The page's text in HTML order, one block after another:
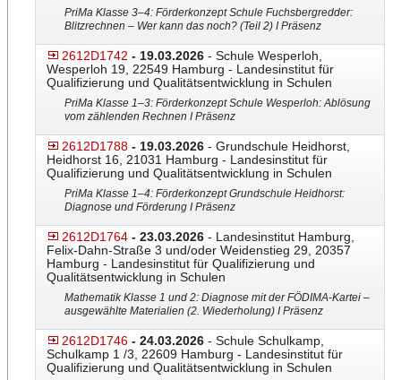
PriMa Klasse 3–4: Förderkonzept Schule Fuchsbergredder:
Blitzrech​​nen – Wer kann das noch? (Teil 2) I Präsenz
2612D1742 - 19.03.2026 - Schule Wesperloh,
Wesperloh 19, 22549 Hamburg - Landesinstitut für
Qualifizierung und Qualitätsentwicklung in Schulen
PriMa Klasse 1–3: Förderkonzept Schule Wesperloh: Ablösung
vom zählenden Rechnen I Präsenz
2612D1788 - 19.03.2026 - Grundschule Heidhorst,
Heidhorst 16, 21031 Hamburg - Landesinstitut für
Qualifizierung und Qualitätsentwicklung in Schulen
PriMa Klasse 1–4: Förderkonzept Grundschule Heidhorst:
Diagnose und Förderung I Präsenz
2612D1764 - 23.03.2026 - Landesinstitut Hamburg,
Felix-Dahn-Straße 3 und/oder Weidenstieg 29, 20357
Hamburg - Landesinstitut für Qualifizierung und
Qualitätsentwicklung in Schulen
Mathematik Klasse 1 und 2: Diagnose mit der FÖDIMA-Kartei –
ausgewählte Materialien (2. Wiederholung) I Präsenz
2612D1746 - 24.03.2026 - Schule Schulkamp,
Schulkamp 1 /3, 22609 Hamburg - Landesinstitut für
Qualifizierung und Qualitätsentwicklung in Schulen